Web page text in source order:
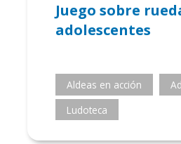
Juego sobre
adolescentes
Aldeas en acción
Ludoteca